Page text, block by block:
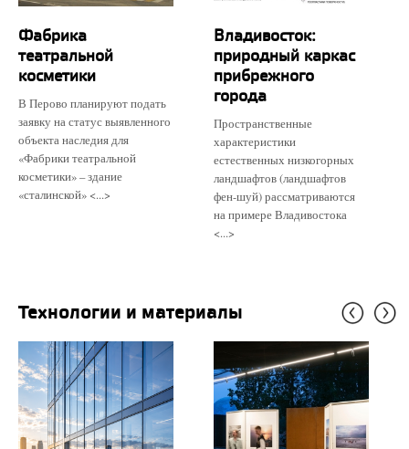
Фабрика
театральной
косметики
В Перово планируют подать
заявку на статус выявленного
объекта наследия для
«Фабрики театральной
косметики» – здание
«сталинской» <...>
Владивосток:
природный каркас
прибрежного
города
Пространственные
характеристики
естественных низкогорных
ландшафтов (ландшафтов
фен-шуй) рассматриваются
на примере Владивостока
<...>
Технологии и материалы